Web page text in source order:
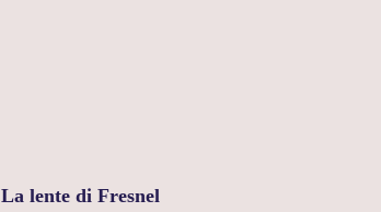
La lente di Fresnel